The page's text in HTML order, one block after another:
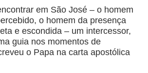
em São José – o homem
o homem da presença
e escondida – um intercessor,
guia nos momentos de
o Papa na carta apostólica